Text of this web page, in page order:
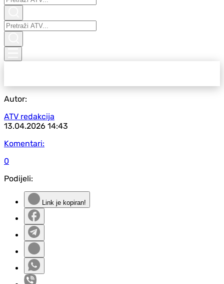
Autor:
ATV redakcija
13.04.2026 14:43
Komentari:
0
Podijeli:
Link je kopiran!